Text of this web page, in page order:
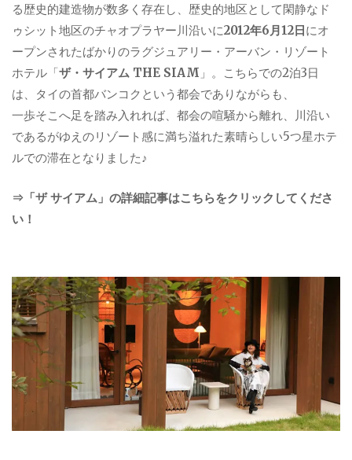
る歴史的建造物が数多く存在し、歴史的地区として閑静なド
ゥシット地区のチャオプラヤー川沿いに2012年6月12日にオ
ープンされたばかりのラグジュアリー・アーバン・リゾート
ホテル「ザ・サイアム THE SIAM 」。こちらでの2泊3日
は、タイの首都バンコクという都会でありながらも、
一歩そこへ足を踏み入れれば、都会の喧騒から離れ、川沿い
であるがゆえのリゾート感に満ち溢れた素晴らしい5つ星ホテ
ルでの滞在となりました♪
⇒「ザ サイアム」の詳細記事はこちらをクリックしてくださ
い！